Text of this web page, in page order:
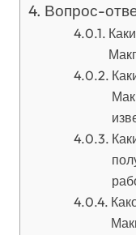
Вопрос-